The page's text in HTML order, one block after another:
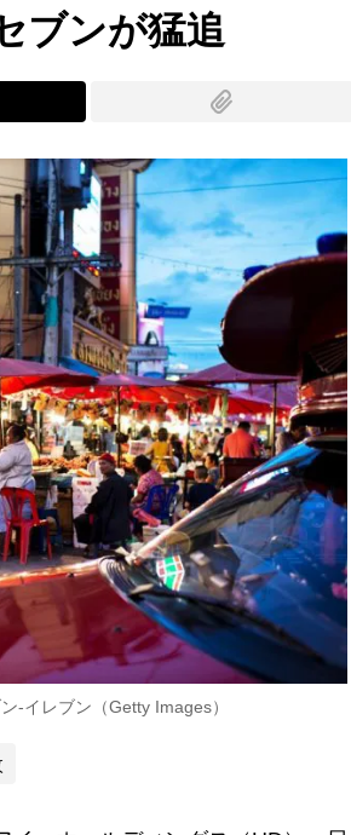
ブンが猛追
-イレブン（Getty Images）